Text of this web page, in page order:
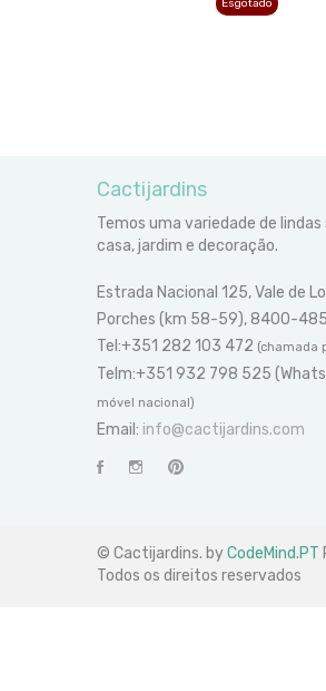
Esgotado
Cactijardins
Temos uma variedade de
casa, jardim e decoração.
Estrada Nacional 125, Vale de
Porches (km 58-59), 8400-
Tel:+351 282 103 472 (chamada
Telm:+351 932 798 525
móvel nacional)
Email: info@cactijardins.com
© Cactijardins. byCodeMind.PT
Todos os direitos reservados